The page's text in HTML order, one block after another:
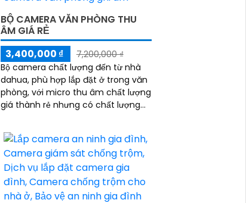
BỘ CAMERA VĂN PHÒNG THU
ÂM GIÁ RẺ
3,400,000 ₫
7,200,000 ₫
Bộ camera chất lượng đến từ nhà
dahua, phù hợp lắp đặt ở trong văn
phòng, với micro thu âm chất lượng
giá thành rẻ nhưng có chất lượng
đèn led 15m nhìn hồng ngoại 30m